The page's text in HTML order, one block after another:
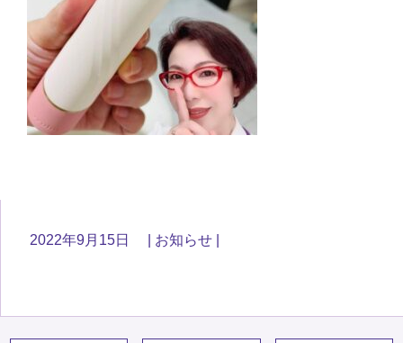
2022年9月15日 お知らせ